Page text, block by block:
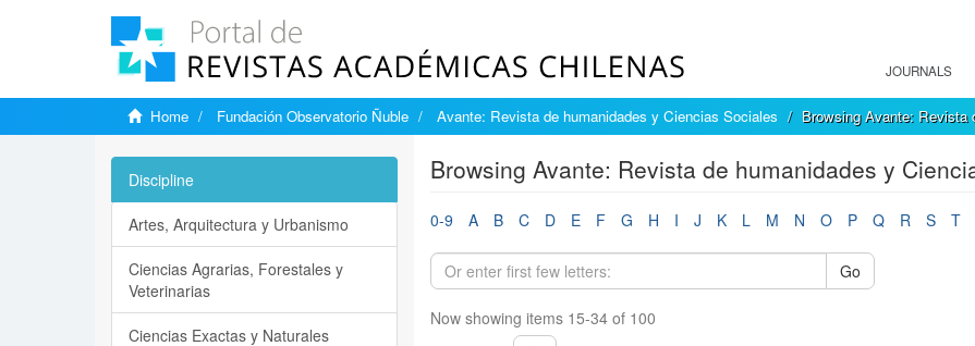
JOURNALS
Home Fundación Observatorio Ñuble Avante: Revista de humanidades y Ciencias Sociales Browsing Avante: Revista
Browsing Avante: Revista de humanidades y
0-9 A B C D E F G H I J K L M N O P Q R S T
Go
Now showing items 15-34 of 100
Discipline
Artes, Arquitectura y Urbanismo
Ciencias Agrarias, Forestales y
Veterinarias
Ciencias Exactas y Naturales